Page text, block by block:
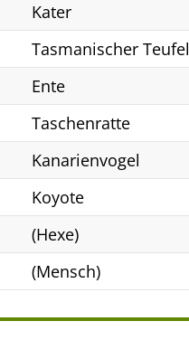
Kater
Tasmanischer Teufel
Ente
Taschenratte
Kanarienvogel
Koyote
(Hexe)
(Mensch)